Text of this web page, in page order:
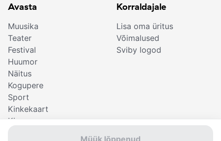
Müük lõppenud
Avasta
Muusika
Teater
Festival
Huumor
Näitus
Kogupere
Sport
Kinkekaart
Kino
Korraldajale
Lisa oma üritus
Võimalused
Sviby logod